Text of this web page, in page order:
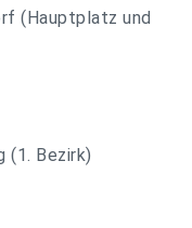
(Hauptplatz und
(1. Bezirk)